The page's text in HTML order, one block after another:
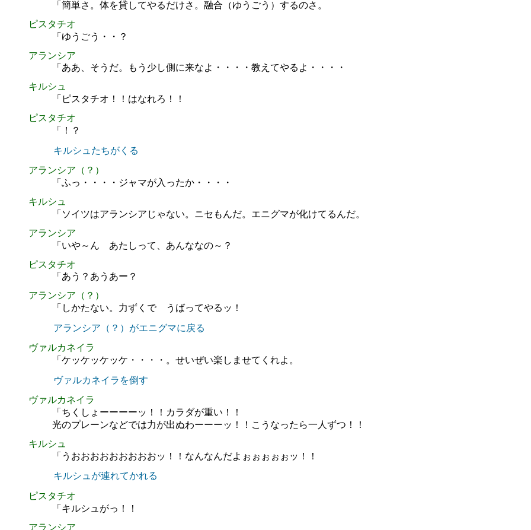
「簡単さ。体を貸してやるだけさ。融合（ゆうごう）するのさ。
ピスタチオ
「ゆうごう・・？
アランシア
「ああ、そうだ。もう少し側に来なよ・・・・教えてやるよ・・・・
キルシュ
「ピスタチオ！！はなれろ！！
ピスタチオ
「！？
キルシュたちがくる
アランシア（？）
「ふっ・・・・ジャマが入ったか・・・・
キルシュ
「ソイツはアランシアじゃない。ニセもんだ。エニグマが化けてるんだ。
アランシア
「いや～ん あたしって、あんななの～？
ピスタチオ
「あう？あうあー？
アランシア（？）
「しかたない。力ずくで うばってやるッ！
アランシア（？）がエニグマに戻る
ヴァルカネイラ
「ケッケッケッケ・・・・。せいぜい楽しませてくれよ。
ヴァルカネイラを倒す
ヴァルカネイラ
「ちくしょーーーーッ！！カラダが重い！！
光のプレーンなどでは力が出ぬわーーーッ！！こうなったら一人ずつ！！
キルシュ
「うおおおおおおおおおッ！！なんなんだよぉぉぉぉぉッ！！
キルシュが連れてかれる
ピスタチオ
「キルシュがっ！！
アランシア